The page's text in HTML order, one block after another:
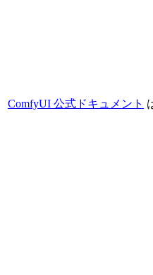
ComfyUI 公式ドキュメント